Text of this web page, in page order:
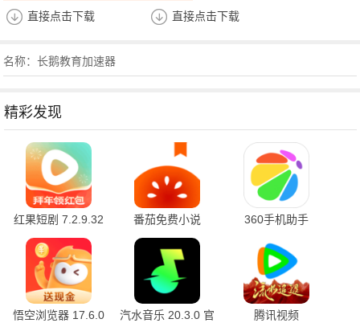
直接点击下载 直接点击下载
名称：长鹅教育加速器
精彩发现
红果短剧 7.2.9.32
官方版
番茄免费小说
7.2.9.32 安卓版
360手机助手
悟空浏览器 17.6.0
汽水音乐 20.3.0 官
腾讯视频